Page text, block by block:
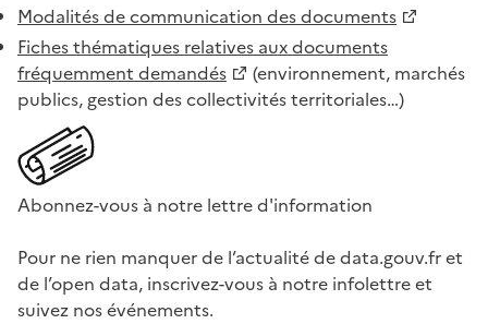
Modalités de communication des documents
Fiches thématiques relatives aux documents
fréquemment demandés
(environnement, marchés
publics, gestion des collectivités territoriales…)
Abonnez-vous à notre lettre d'information
Pour ne rien manquer de l’actualité de data.gouv.fr et
de l’open data, inscrivez-vous à notre infolettre et
suivez nos événements.